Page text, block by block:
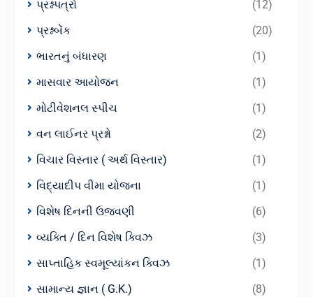
પ્રશ્નપત્રો
(12)
પ્રશ્નબેંક
(20)
ભારતનું બંધારણ
(1)
માસવાર આયોજન
(1)
મોટીવેશનલ સ્પીચ
(1)
વન લાઈનર પ્રશ્નો
(2)
વિચાર વિસ્તાર ( અર્થ વિસ્તાર)
(1)
વિદ્યાદીપ વીમા યોજના
(1)
વિશેષ દિનની ઉજવણી
(6)
વ્યક્તિ / દિન વિશેષ ક્વિઝ
(3)
સાપ્તાહિક સ્વમૂલ્યાંકન ક્વિઝ
(1)
સામાન્ય જ્ઞાન ( G.K.)
(8)